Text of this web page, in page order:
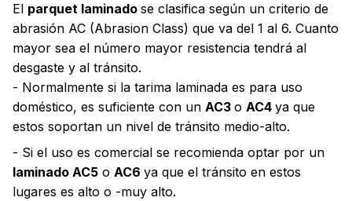
El parquet laminado se clasifica según un criterio de
abrasión AC (Abrasion Class) que va del 1 al 6. Cuanto
mayor sea el número mayor resistencia tendrá al
desgaste y al tránsito.
- Normalmente si la tarima laminada es para uso
doméstico, es suficiente con un AC3 o AC4 ya que
estos soportan un nivel de tránsito medio-alto.
- Si el uso es comercial se recomienda optar por un
laminado AC5 o AC6 ya que el tránsito en estos
lugares es alto o -muy alto.